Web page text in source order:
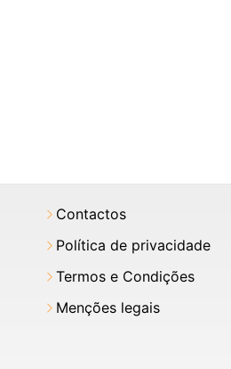
Contactos
Política de privacidade
Termos e Condições
Menções legais